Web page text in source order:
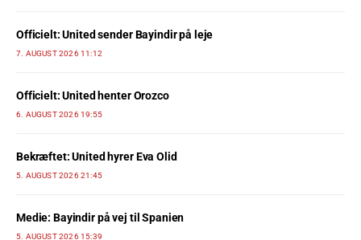
Officielt: United sender Bayindir på leje
7. AUGUST 2026 11:12
Officielt: United henter Orozco
6. AUGUST 2026 19:55
Bekræftet: United hyrer Eva Olid
5. AUGUST 2026 21:45
Medie: Bayindir på vej til Spanien
5. AUGUST 2026 15:39